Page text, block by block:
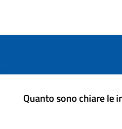
Quanto sono chiare le